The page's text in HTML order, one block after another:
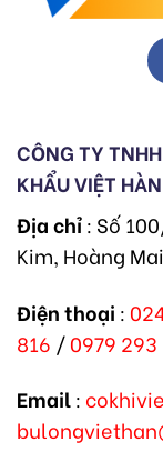
CÔNG TY
KHẨU VIỆT HÀN
Địa chỉ: Số
Kim, Hoàng
Điện thoại :
816 /0979 293
Email: